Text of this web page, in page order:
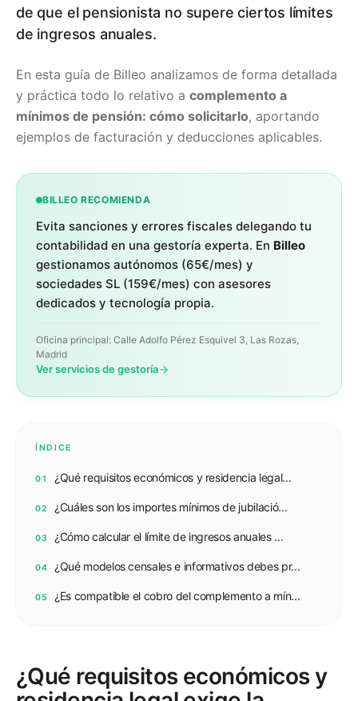
de que el pensionista no supere ciertos límites
de ingresos anuales.
En esta guía de Billeo analizamos de forma detallada
y práctica todo lo relativo a complemento a
mínimos de pensión: cómo solicitarlo, aportando
ejemplos de facturación y deducciones aplicables.
BILLEO RECOMIENDA
Evita sanciones y errores fiscales delegando tu
contabilidad en una gestoría experta. En Billeo
gestionamos autónomos (65€/mes) y
sociedades SL (159€/mes) con asesores
dedicados y tecnología propia.
Oficina principal: Calle Adolfo Pérez Esquivel 3, Las Rozas,
Madrid
Ver servicios de gestoría
ÍNDICE
01 ¿Qué requisitos económicos y residencia legal...
02 ¿Cuáles son los importes mínimos de jubilació...
03 ¿Cómo calcular el límite de ingresos anuales ...
04 ¿Qué modelos censales e informativos debes pr...
05 ¿Es compatible el cobro del complemento a mín...
¿Qué requisitos económicos y